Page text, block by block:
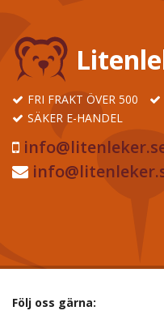
FRI FRAKT ÖVER 500
SÄKER E-HANDEL
Följ oss gärna: